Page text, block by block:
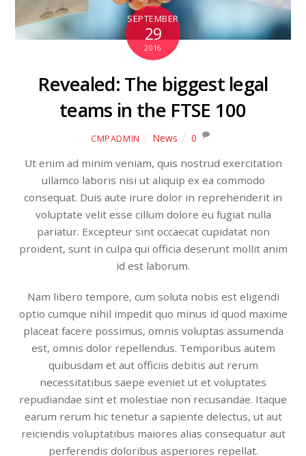
SEPTEMBER
29
2016
Revealed: The biggest legal
teams in the FTSE 100
CMPADMIN News 0
Ut enim ad minim veniam, quis nostrud exercitation
ullamco laboris nisi ut aliquip ex ea commodo
consequat. Duis aute irure dolor in reprehenderit in
voluptate velit esse cillum dolore eu fugiat nulla
pariatur. Excepteur sint occaecat cupidatat non
proident, sunt in culpa qui officia deserunt mollit anim
id est laborum.
Nam libero tempore, cum soluta nobis est eligendi
optio cumque nihil impedit quo minus id quod maxime
placeat facere possimus, omnis voluptas assumenda
est, omnis dolor repellendus. Temporibus autem
quibusdam et aut officiis debitis aut rerum
necessitatibus saepe eveniet ut et voluptates
repudiandae sint et molestiae non recusandae. Itaque
earum rerum hic tenetur a sapiente delectus, ut aut
reiciendis voluptatibus maiores alias consequatur aut
perferendis doloribus asperiores repellat.